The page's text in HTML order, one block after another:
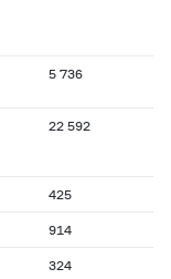
5 736
22 592
425
914
324